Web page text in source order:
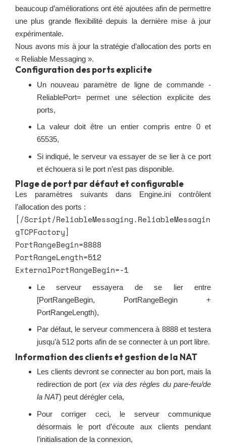
beaucoup d’améliorations ont été ajoutées afin de permettre
une plus grande flexibilité depuis la dernière mise à jour
expérimentale.
Nous avons mis à jour la stratégie d’allocation des ports en
« Reliable Messaging ».
Configuration des ports explicite
Un nouveau paramètre de ligne de commande -
ReliablePort= permet une sélection explicite des
ports,
La valeur doit être un entier compris entre 0 et
65535,
Si indiqué, le serveur va essayer de se lier à ce port
et échouera si le port n’est pas disponible.
Plage de port par défaut et configurable
Les paramètres suivants dans Engine.ini contrôlent
l’allocation des ports :
[/Script/ReliableMessaging.ReliableMessagin
gTCPFactory]
PortRangeBegin=8888
PortRangeLength=512
ExternalPortRangeBegin=-1
Le serveur essayera de se lier entre
[PortRangeBegin, PortRangeBegin +
PortRangeLength),
Par défaut, le serveur commencera à 8888 et testera
jusqu’à 512 ports afin de se connecter à un port libre.
Information des clients et gestion de la NAT
Les clients devront se connecter au bon port, mais la
redirection de port (ex via des règles du pare-feu/de
la NAT) peut dérégler cela,
Pour corriger ceci, le serveur communique
désormais le port d’écoute aux clients pendant
l’initialisation de la connexion,